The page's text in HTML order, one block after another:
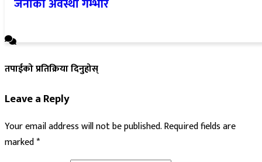
जनाको अवस्था गम्भीर
तपाईको प्रतिक्रिया दिनुहोस्
Leave a Reply
Your email address will not be published.Required fields are
marked*